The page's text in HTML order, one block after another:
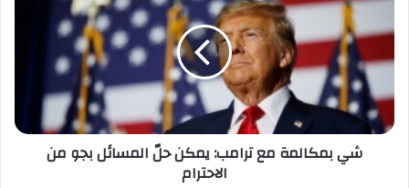
ترامب:
يمكن
حلّ
المسائل
بجو
من
الاحترامشي بمكالمة مع ترامب: يمكن حلّ المسائل بجو من
الاحترام